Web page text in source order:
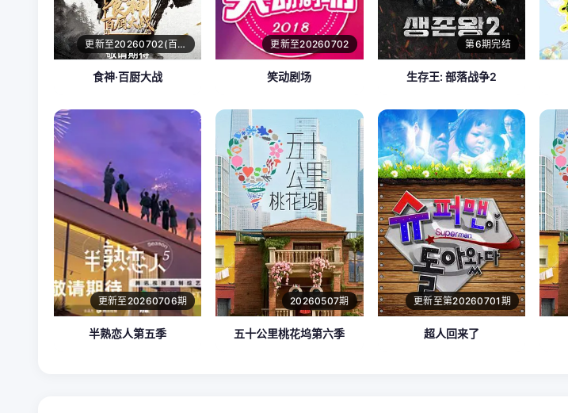
更新至20260702(百厨干饭局)
食神·百厨大战
更新至20260702
笑动剧场
第6期完结
生存王: 部落战争2
更新至20260706期
半熟恋人第五季
20260507期
五十公里桃花坞第六季
更新至第20260701期
超人回来了